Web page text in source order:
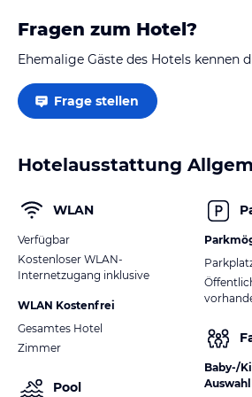
Fragen zum Hotel?
Ehemalige Gäste des Hotels kennen
Frage stellen
Hotelausstattung
WLAN
Verfügbar
Kostenloser WLAN-
Internetzugang inklusive
WLAN Kostenfrei
Gesamtes Hotel
Zimmer
Pool
Baby-/
Auswahl